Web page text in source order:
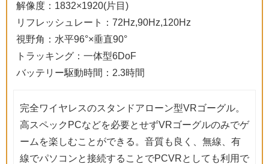
解像度：1832×1920(片目)
リフレッシュレート：72Hz,90Hz,120Hz
視野角：水平96°×垂直90°
トラッキング：一体型6DoF
バッテリー駆動時間：2.3時間
完全ワイヤレスのスタンドアローン型VRゴーグル。
高スペックPCなどを必要とせずVRゴーグルのみでゲ
ームを楽しむことができる。音質も良く、無線、有
線でパソコンと接続することでPCVRとしても利用で